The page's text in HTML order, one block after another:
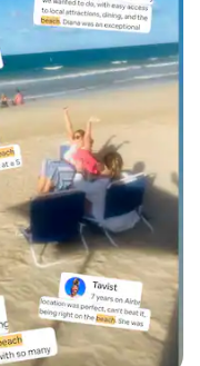
op 5, 272 recensies